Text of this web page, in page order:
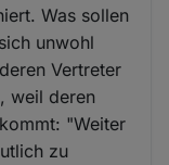
Was sollen
unwohl
Vertreter
weil deren
"Weiter
zu